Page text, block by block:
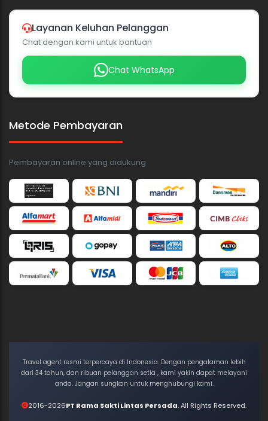
Layanan Keluhan Pelanggan
Chat dengan kami untuk bantuan
Chat WhatsApp
Metode Pembayaran
Pembayaran online yang didukung
Travel agent resmi terpercaya di Indonesia. Dengan pengalaman lebih
dari 34 tahun, dan ribuan pelanggan setia , kami yakin dapat melayani
anda. Jangan sungkan untuk menghubungi kami.
2016-2026PT Rama Sakti Lintas Persada. All Rights Reserved.